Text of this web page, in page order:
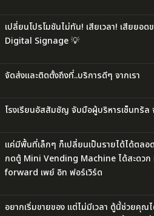
เปลี่ยนโปรโมชันไม่ทัน! เสียเวลา! เสียยอ
Digital Signage 💡
จัดส่งและติดตั้งถึงที่..บริการดีๆ จากเรา
โรงเรียนอัสสัมชัญ จับมือผู้บริหารเซ็นทรัล
แค่มีพื้นที่เล็กๆ ก็เปลี่ยนเป็นรายได้ได้ตลอ
กดตู้ Mini Vending Machine ได้สะดว
forward เพย์ อิท ฟอร์เวิร์ด
อยากเริ่มขายของ แต่ไม่มีเวลา ตู้นี้ช่วยคุณ